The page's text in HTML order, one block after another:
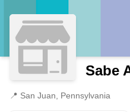
Sabe
📍 San Juan, Pennsylvania